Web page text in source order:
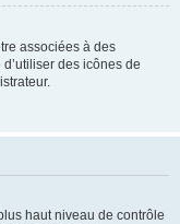
associées à des
des icônes de
haut niveau de contrôle